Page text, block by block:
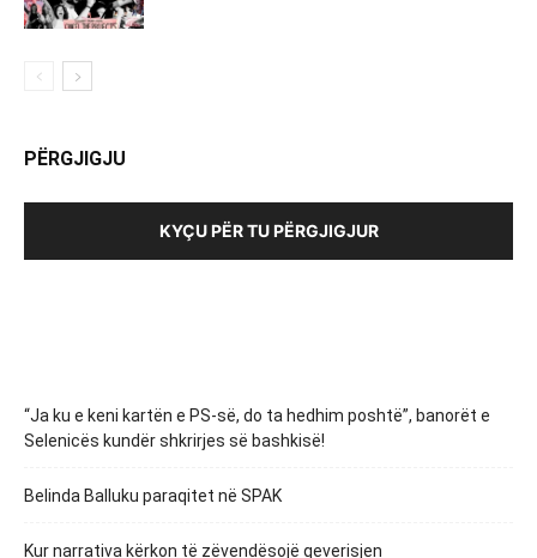
PËRGJIGJU
KYÇU PËR TU PËRGJIGJUR
“Ja ku e keni kartën e PS-së, do ta hedhim poshtë”, banorët e
Selenicës kundër shkrirjes së bashkisë!
Belinda Balluku paraqitet në SPAK
Kur narrativa kërkon të zëvendësojë qeverisjen